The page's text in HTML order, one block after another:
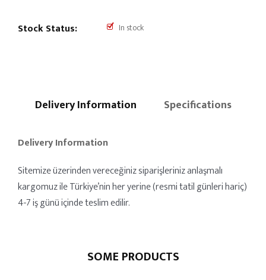
Stock Status: In stock
Delivery Information Specifications
Delivery Information
Sitemize üzerinden vereceğiniz siparişleriniz anlaşmalı
kargomuz ile Türkiye’nin her yerine (resmi tatil günleri hariç)
4-7 iş günü içinde teslim edilir.
SOME PRODUCTS